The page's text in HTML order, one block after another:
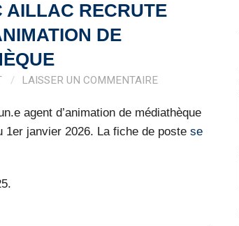
AILLAC RECRUTE
DE
LAISSER UN COMMENTAIRE
agent d’animation de médiathèque
janvier 2026. La fiche de poste se